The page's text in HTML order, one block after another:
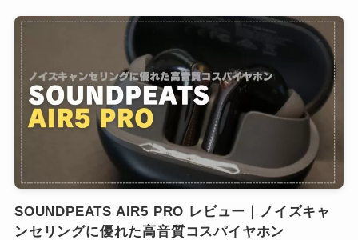
SOUNDPEATS AIR5 PRO レビュー｜ノイズキャ
ンセリングに優れた高音質コスパイヤホン